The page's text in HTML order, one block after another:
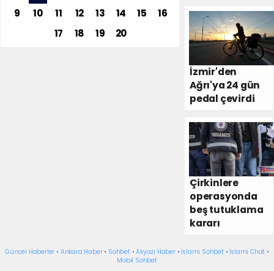
9
10 11 12 13 14 15
16
17
18 19 20
İzmir'den
Ağrı'ya 24 gün
pedal çevirdi
Çirkinlere
operasyonda
beş tutuklama
kararı
Güncel Haberler • Ankara Haber• Sohbet•Akyazı Haber•İslami Sohbet•İslami Chat •
Mobil Sohbet